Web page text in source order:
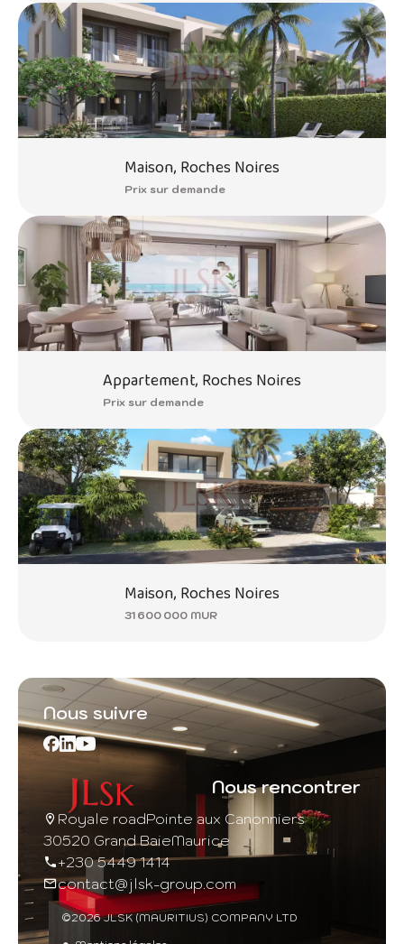
Maison, Roches Noires
Prix sur demande
Appartement, Roches Noires
Prix sur demande
Maison, Roches Noires
31 600 000 MUR
Nous suivre
Nous rencontrer
Royale roadPointe aux Canonniers
30520 Grand BaieMaurice
+230 5449 1414
contact@jlsk-group.com
©2026 JLSK (MAURITIUS) COMPANY LTD